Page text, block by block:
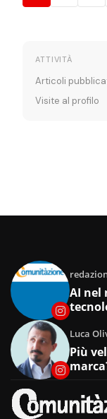
ATTIVITÀ
Articoli
Visite al profilo
AI nel
Luca
Più